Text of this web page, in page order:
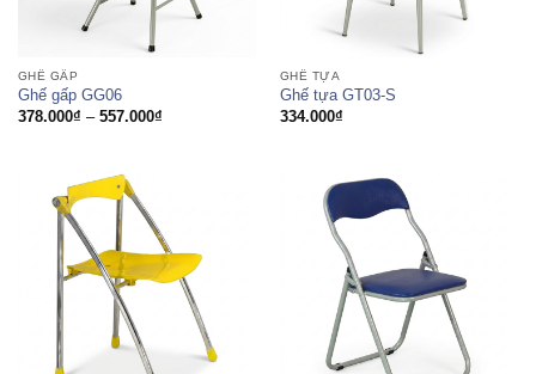
GHẾ GẤP
Ghế gấp GG06
378.000₫ – 557.000₫Khoảng
GHẾ TỰA
Ghế tựa GT03-S
334.000₫